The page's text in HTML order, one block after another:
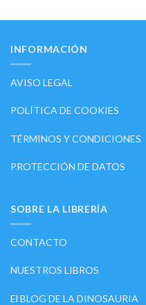
INFORMACIÓN
AVISO LEGAL
POLÍTICA DE COOKIES
TÉRMINOS Y CONDICIONES
PROTECCIÓN DE DATOS
SOBRE LA LIBRERÍA
CONTACTO
NUESTROS LIBROS
El BLOG DE LA DINOSAURIA